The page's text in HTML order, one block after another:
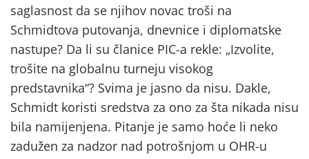
saglasnost da se njihov novac troši na
Schmidtova putovanja, dnevnice i diplomatske
nastupe? Da li su članice PIC-a rekle: „Izvolite,
trošite na globalnu turneju visokog
predstavnika“? Svima je jasno da nisu. Dakle,
Schmidt koristi sredstva za ono za šta nikada nisu
bila namijenjena. Pitanje je samo hoće li neko
zadužen za nadzor nad potrošnjom u OHR-u